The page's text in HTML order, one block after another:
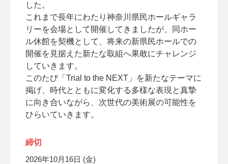
した。
これまで長年にわたり神奈川県民ホールギャラ
リーを会場として開催してきましたが、同ホー
ル休館を契機として、将来の新県民ホールでの
開催を見据えた新たな取組へ果敢にチャレンジ
していきます。
このたび「Trial to the NEXT」を新たなテーマに
掲げ、時代とともに変化する多様な表現と真摯
に向き合いながら、次世代の美術展の可能性を
ひらいていきます。
締切
2026年10月16日 (金)